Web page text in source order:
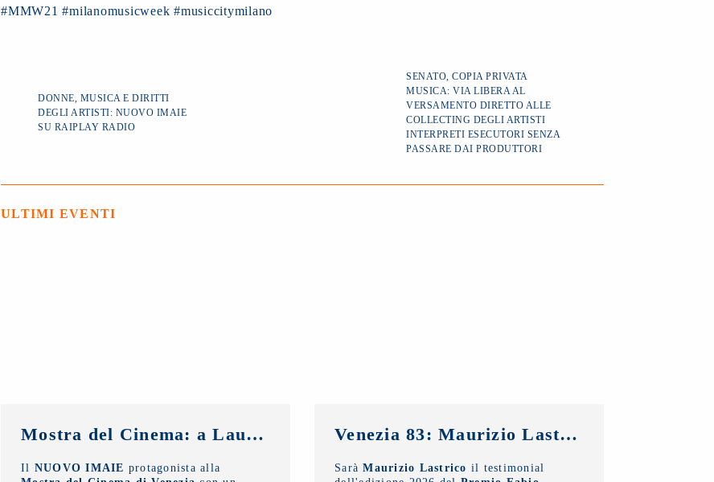
#MMW21 #milanomusicweek #musiccitymilano
DONNE, MUSICA E DIRITTI
DEGLI ARTISTI: NUOVO IMAIE
SU RAIPLAY RADIO
SENATO, COPIA PRIVATA
MUSICA: VIA LIBERA AL
VERSAMENTO DIRETTO ALLE
COLLECTING DEGLI ARTISTI
INTERPRETI ESECUTORI SENZA
PASSARE DAI PRODUTTORI
ULTIMI EVENTI
Mostra del Cinema: a Laura Morante, Stefania Rocca, Claudio Amendola e Sergio Rubini i Premi alla Carriera NUOVO IMAIE. Al Lido anche un riconoscimento ai giovani
Il NUOVO IMAIE protagonista alla
Venezia 83: Maurizio Lastrico testimonial del Premio NUOVO IMAIE Fabio Sartor
SaràMaurizio Lastrico il testimonial